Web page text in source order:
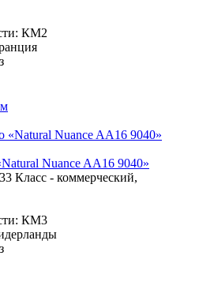
КМ2
Nuance AA16 9040»
33 Класс - коммерческий,
КМ3